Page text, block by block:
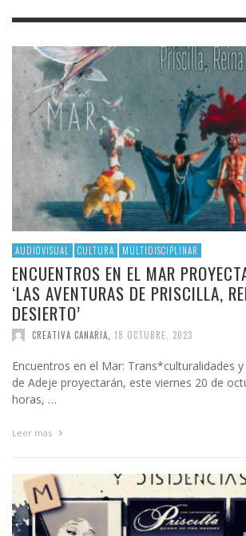
AUDIOVISUAL CULTURA MULTIDISCIPLINAR
ENCUENTROS EN EL MAR
‘LAS AVENTURAS DE PRISCILLA,
DESIERTO’
CREATIVA CANARIA 18 OCTUBRE, 2023
Encuentros en el Mar: Trans*culturalidades
de Adeje proyectarán, este viernes 20 de
horas, …
Leer más